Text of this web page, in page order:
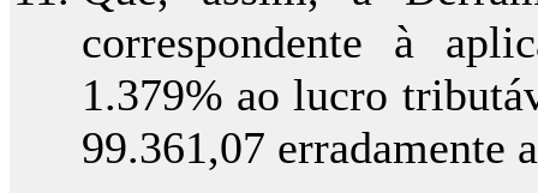
correspondente à
1.379% ao lucro
99.361,07 erradamente